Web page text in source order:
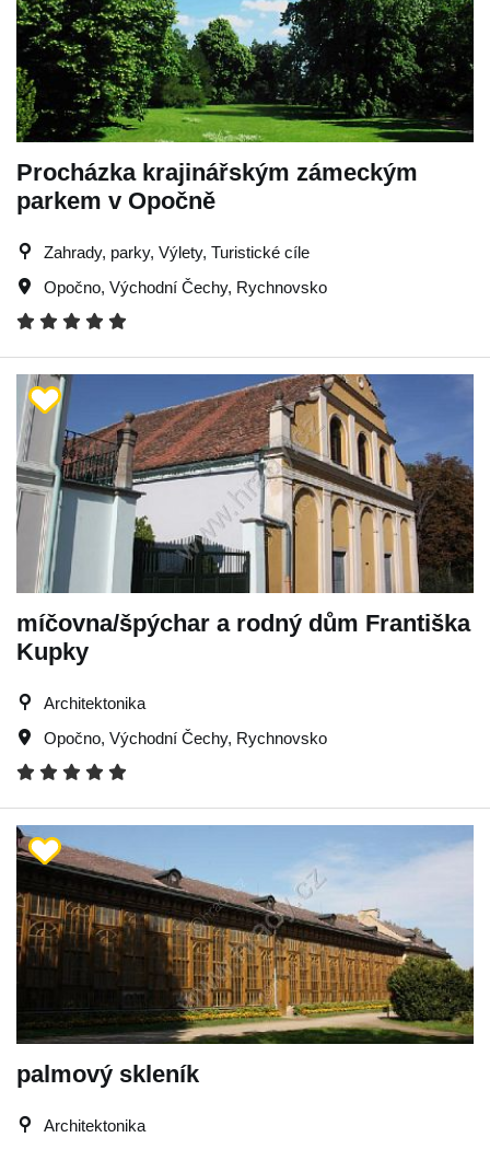
Procházka krajinářským zámeckým
parkem v Opočně
Zahrady, parky, Výlety, Turistické cíle
Opočno, Východní Čechy, Rychnovsko
míčovna/špýchar a rodný dům Františka
Kupky
Architektonika
Opočno, Východní Čechy, Rychnovsko
palmový skleník
Architektonika